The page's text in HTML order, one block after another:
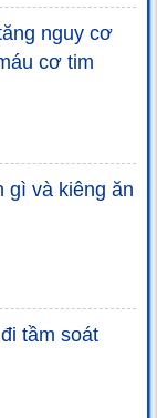
nguy cơ
cơ tim
gì và kiêng ăn
tầm soát